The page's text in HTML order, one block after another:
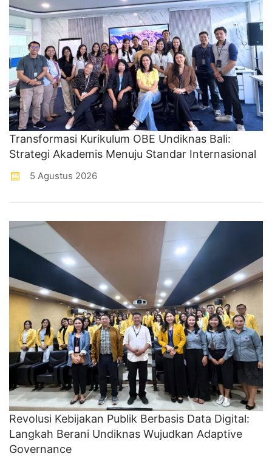
Transformasi Kurikulum OBE Undiknas Bali:
Strategi Akademis Menuju Standar Internasional
5 Agustus 2026
Revolusi Kebijakan Publik Berbasis Data Digital:
Langkah Berani Undiknas Wujudkan Adaptive
Governance